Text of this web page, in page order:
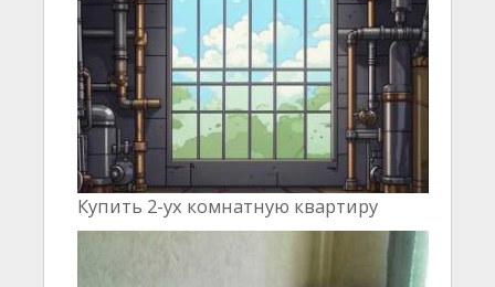
Купить 2-ух комнатную квартиру